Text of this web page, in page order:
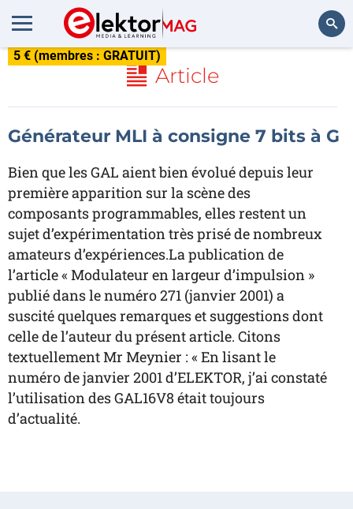
5 € (membres : GRATUIT)
Article
Générateur MLI à consigne 7 bits à G
Bien que les GAL aient bien évolué depuis leur
première apparition sur la scène des
composants programmables, elles restent un
sujet d’expérimentation très prisé de nombreux
amateurs d’expériences.La publication de
l’article « Modulateur en largeur d’impulsion »
publié dans le numéro 271 (janvier 2001) a
suscité quelques remarques et suggestions dont
celle de l’auteur du présent article. Citons
textuellement Mr Meynier : « En lisant le
numéro de janvier 2001 d’ELEKTOR, j’ai constaté
l’utilisation des GAL16V8 était toujours
d’actualité.